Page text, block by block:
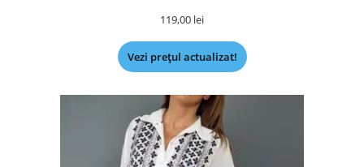
119,00 lei
Vezi prețul actualizat!